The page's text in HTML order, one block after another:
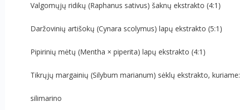
Valgomųjų ridikų (Raphanus sativus) šaknų ekstrakto (4:1)
Daržovinių artišokų (Cynara scolymus) lapų ekstrakto (5:1)
Pipirinių mėtų (Mentha × piperita) lapų ekstrakto (4:1)
Tikrųjų margainių (Silybum marianum) sėklų ekstrakto, kuriame:
silimarino